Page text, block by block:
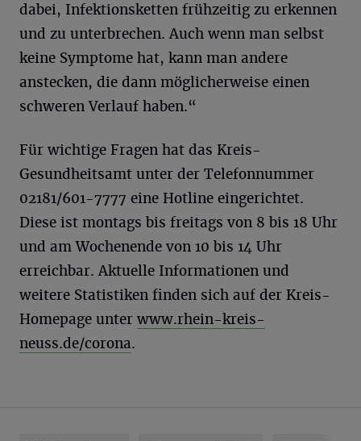
dabei, Infektionsketten frühzeitig zu erkennen
und zu unterbrechen. Auch wenn man selbst
keine Symptome hat, kann man andere
anstecken, die dann möglicherweise einen
schweren Verlauf haben.“
Für wichtige Fragen hat das Kreis-
Gesundheitsamt unter der Telefonnummer
02181/601-7777 eine Hotline eingerichtet.
Diese ist montags bis freitags von 8 bis 18 Uhr
und am Wochenende von 10 bis 14 Uhr
erreichbar. Aktuelle Informationen und
weitere Statistiken finden sich auf der Kreis-
Homepage unter www.rhein-kreis-
neuss.de/corona.